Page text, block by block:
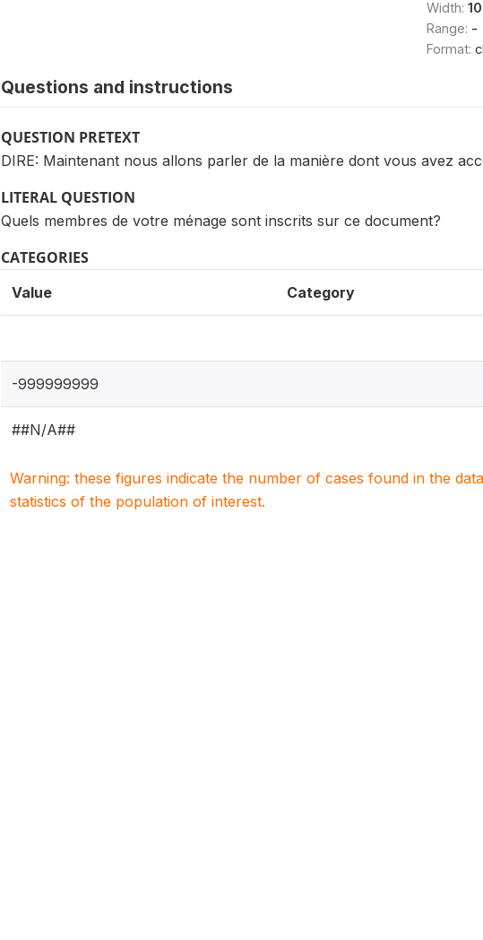
Width: 10
Range: -
Format:
Questions and instructions
QUESTION PRETEXT
DIRE: Maintenant nous allons parler de la manière dont vous avez
LITERAL QUESTION
Quels membres de votre ménage sont inscrits sur ce document?
CATEGORIES
Value Category
-999999999
##N/A##
Warning: these figures indicate the number of cases found in the
statistics of the population of interest.